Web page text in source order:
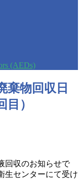
(AEDs)
棄物回収日
）
回収のお知らせで
生センターにて受け